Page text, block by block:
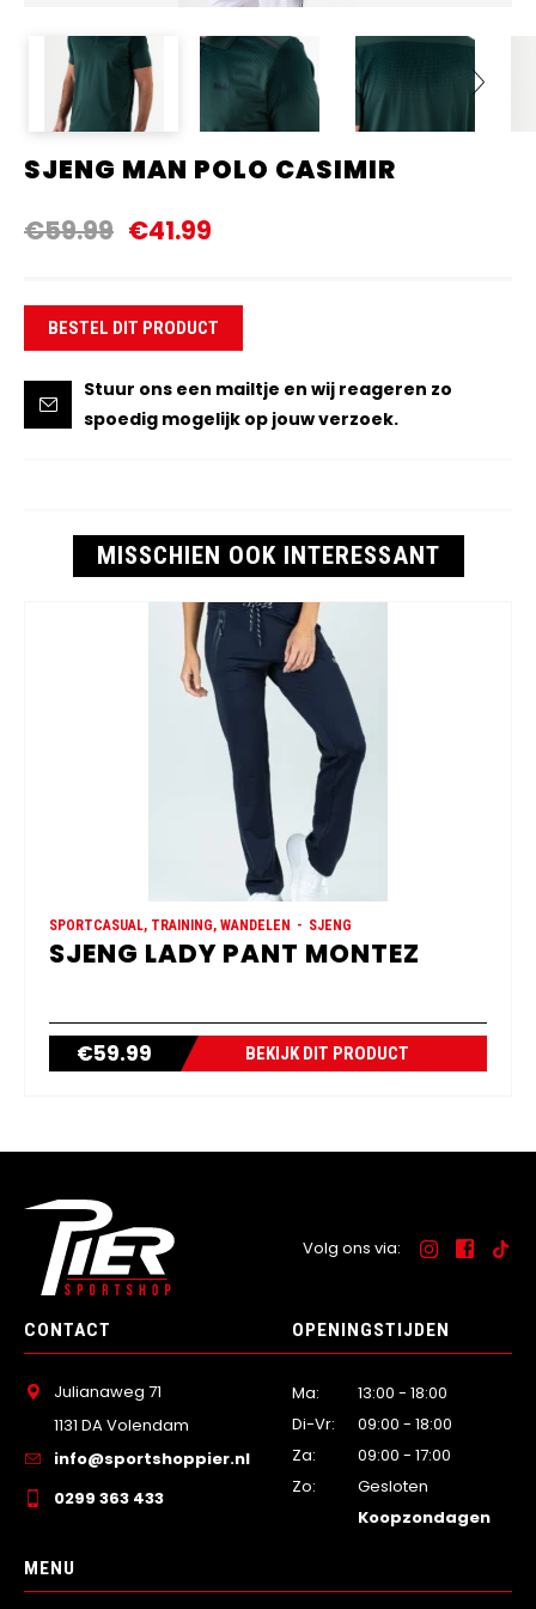
SJENG MAN POLO CASIMIR
€59.99 €41.99
BESTEL DIT PRODUCT
Stuur ons een mailtje en wij reageren zo
spoedig mogelijk op jouw verzoek.
MISSCHIEN OOK INTERESSANT
SPORTCASUAL, TRAINING, WANDELEN SJENG
SJENG LADY PANT MONTEZ
€59.99 BEKIJK DIT PRODUCT
Volg ons via:
CONTACT
Julianaweg 71
1131 DA Volendam
info@sportshoppier.nl
0299 363 433
OPENINGSTIJDEN
Ma:
13:00 - 18:00
Di-Vr:
09:00 - 18:00
Za:
09:00 - 17:00
Zo:
Gesloten
Koopzondagen
MENU